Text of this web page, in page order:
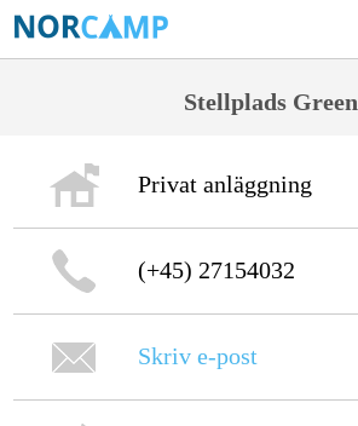
Stellplads Green
Privat anläggning
(+45) 27154032
Skriv e-post